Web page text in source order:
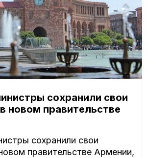
сохранили свои
новом правительстве
сохранили свои
правительстве Армении,